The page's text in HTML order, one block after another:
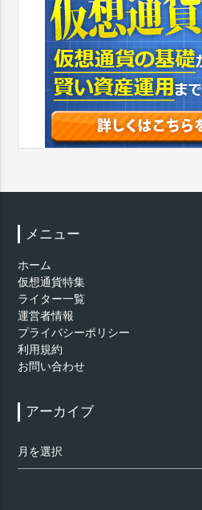
メニュー
ホーム
仮想通貨特集
ライター一覧
運営者情報
プライバシーポリシー
利用規約
お問い合わせ
アーカイブ
ー